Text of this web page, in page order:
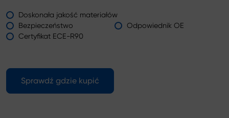
Doskonała jakość materiałów
Bezpieczeństwo
Odpowiednik OE
Certyfikat ECE-R90
Sprawdź gdzie kupić